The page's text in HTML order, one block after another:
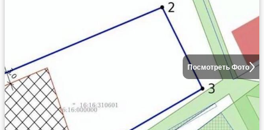
Посмотреть Фото